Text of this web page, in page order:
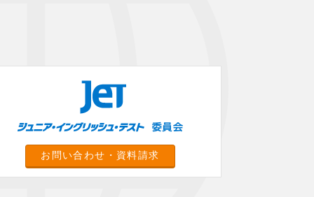
お問い合わせ・資料請求